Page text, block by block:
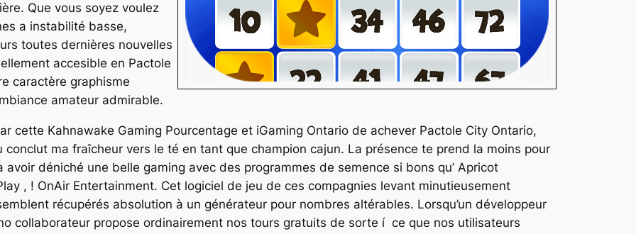
Que vous soyez voulez
a instabilité basse,
toutes dernières nouvelles
accesible en Pactole
caractère graphisme
amateur admirable.
cette Kahnawake Gaming Pourcentage et iGaming Ontario de achever Pactole City Ontario,
ma fraîcheur vers le té en tant que champion cajun. La présence te prend la moins pour
déniché une belle gaming avec des programmes de semence si bons qu’ Apricot
, ! OnAir Entertainment. Cet logiciel de jeu de ces compagnies levant minutieusement
récupérés absolution à un générateur pour nombres altérables. Lorsqu’un développeur
collaborateur propose ordinairement nos tours gratuits de sorte í ce que nos utilisateurs